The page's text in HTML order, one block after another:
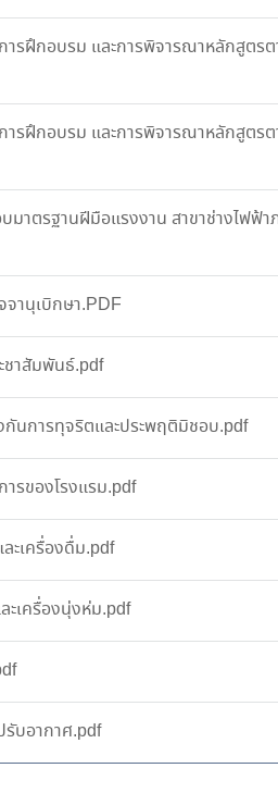
รฝึกอบรม และการพิจารณาหลักสูตร
รฝึกอบรม และการพิจารณาหลักสูตร
าตรฐานฝีมือแรงงาน สาขาช่างไฟฟ้า
จานุเบิกษา.PDF
ชาสัมพันธ์.pdf
นการทุจริตและประพฤติมิชอบ.pdf
รของโรงแรม.pdf
ะเครื่องดื่ม.pdf
เครื่องนุ่งห่ม.pdf
บอากาศ.pdf